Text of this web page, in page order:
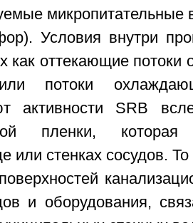
микропитательные
Условия внутри
как оттекающие потоки
потоки
активности SRB
пленки,
или стенках сосудов.
и оборудования,